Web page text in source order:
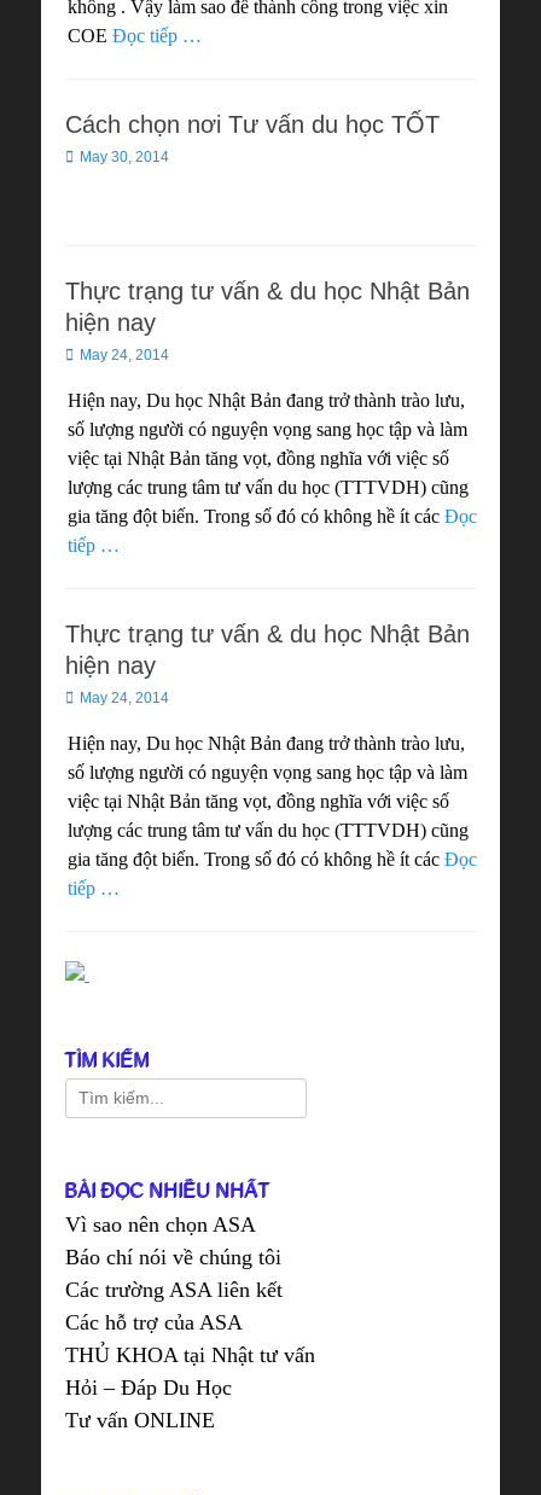
không . Vậy làm sao để thành công trong việc xin
COE Đọc tiếp …
Cách chọn nơi Tư vấn du học TỐT
Posted
May 30, 2014
Thực trạng tư vấn & du học Nhật Bản
hiện nay
Posted
May 24, 2014
Hiện nay, Du học Nhật Bản đang trở thành trào lưu,
số lượng người có nguyện vọng sang học tập và làm
việc tại Nhật Bản tăng vọt, đồng nghĩa với việc số
lượng các trung tâm tư vấn du học (TTTVDH) cũng
gia tăng đột biến. Trong số đó có không hề ít các Đọc
tiếp …
Thực trạng tư vấn & du học Nhật Bản
hiện nay
Posted
May 24, 2014
Hiện nay, Du học Nhật Bản đang trở thành trào lưu,
số lượng người có nguyện vọng sang học tập và làm
việc tại Nhật Bản tăng vọt, đồng nghĩa với việc số
lượng các trung tâm tư vấn du học (TTTVDH) cũng
gia tăng đột biến. Trong số đó có không hề ít các Đọc
tiếp …
TÌM KIẾM
Search
for:
BÀI ĐỌC NHIỀU NHẤT
Vì sao nên chọn ASA
Báo chí nói về chúng tôi
Các trường ASA liên kết
Các hỗ trợ của ASA
THỦ KHOA tại Nhật tư vấn
Hỏi – Đáp Du Học
Tư vấn ONLINE